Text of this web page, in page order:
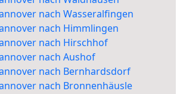
nach Wasseralfingen
nach Himmlingen
nach Hirschhof
nach Aushof
nach Bernhardsdorf
nach Bronnenhäusle